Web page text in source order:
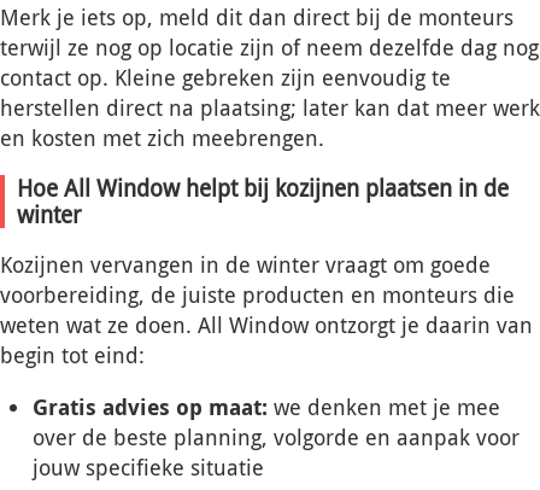
Merk je iets op, meld dit dan direct bij de monteurs
terwijl ze nog op locatie zijn of neem dezelfde dag nog
contact op. Kleine gebreken zijn eenvoudig te
herstellen direct na plaatsing; later kan dat meer werk
en kosten met zich meebrengen.
Hoe All Window helpt bij kozijnen plaatsen in de
winter
Kozijnen vervangen in de winter vraagt om goede
voorbereiding, de juiste producten en monteurs die
weten wat ze doen. All Window ontzorgt je daarin van
begin tot eind:
Gratis advies op maat: we denken met je mee
over de beste planning, volgorde en aanpak voor
jouw specifieke situatie